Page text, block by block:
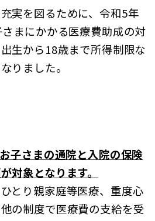
実を図るために、令和5年
まにかかる医療費助成の対
生から18歳まで所得制限な
りました。
子さまの通院と入院の保険
対象となります。
とり親家庭等医療、重度心
の制度で医療費の支給を受